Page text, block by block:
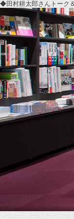
◆田村耕太郎さんトーク